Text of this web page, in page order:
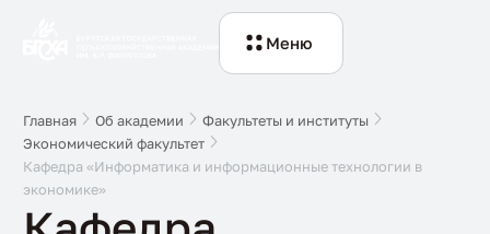
Меню
Главная Об академии
Факультеты и институты
Экономический факультет
Кафедра «Информатика и информационные технологии в
экономике»